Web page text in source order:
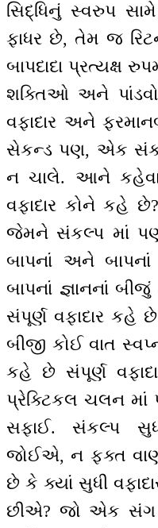
સિદ્ધિનું સ્વરુપ
ફાધર છે, તેમ જ
બાપદાદા પ્રત્યક્ષ
શક્તિઓ અને
વફાદાર અને
સેકન્ડ પણ, એક
ન ચાલે. આને
વફાદાર કોને કહે
જેમને સંકલ્પ માં
બાપનાં અને બાપનાં
બાપનાં જ્ઞાનનાં
સંપૂર્ણ વફાદાર
બીજી કોઈ વાત
કહે છે સંપૂર્ણ
પ્રેક્ટિકલ ચલન
સફાઈ. સંકલ્પ
જોઈએ, ન ફક્ત
છે કે ક્યાં સુધી
છીએ? જો એક સંગ